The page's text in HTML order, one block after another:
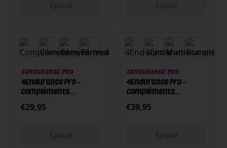
Épuisé Épuisé
Épuisé
4ENDURANCE PRO
4Endurance Pro -
Compléments
capsules - Immuno
€29,95
Épuisé
Épuisé
4ENDURANCE PRO
4Endurance Pro -
Compléments
capsules - Collagen+
€39,95
Épuisé